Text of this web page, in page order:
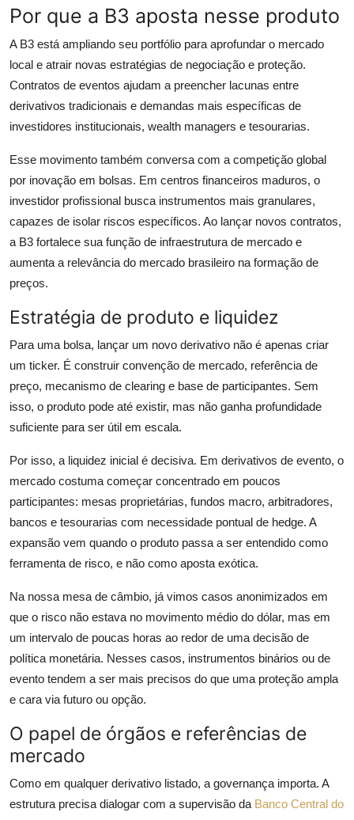
Por que a B3 aposta nesse produto
A B3 está ampliando seu portfólio para aprofundar o mercado
local e atrair novas estratégias de negociação e proteção.
Contratos de eventos ajudam a preencher lacunas entre
derivativos tradicionais e demandas mais específicas de
investidores institucionais, wealth managers e tesourarias.
Esse movimento também conversa com a competição global
por inovação em bolsas. Em centros financeiros maduros, o
investidor profissional busca instrumentos mais granulares,
capazes de isolar riscos específicos. Ao lançar novos contratos,
a B3 fortalece sua função de infraestrutura de mercado e
aumenta a relevância do mercado brasileiro na formação de
preços.
Estratégia de produto e liquidez
Para uma bolsa, lançar um novo derivativo não é apenas criar
um ticker. É construir convenção de mercado, referência de
preço, mecanismo de clearing e base de participantes. Sem
isso, o produto pode até existir, mas não ganha profundidade
suficiente para ser útil em escala.
Por isso, a liquidez inicial é decisiva. Em derivativos de evento, o
mercado costuma começar concentrado em poucos
participantes: mesas proprietárias, fundos macro, arbitradores,
bancos e tesourarias com necessidade pontual de hedge. A
expansão vem quando o produto passa a ser entendido como
ferramenta de risco, e não como aposta exótica.
Na nossa mesa de câmbio, já vimos casos anonimizados em
que o risco não estava no movimento médio do dólar, mas em
um intervalo de poucas horas ao redor de uma decisão de
política monetária. Nesses casos, instrumentos binários ou de
evento tendem a ser mais precisos do que uma proteção ampla
e cara via futuro ou opção.
O papel de órgãos e referências de
mercado
Como em qualquer derivativo listado, a governança importa. A
estrutura precisa dialogar com a supervisão da Banco Central do